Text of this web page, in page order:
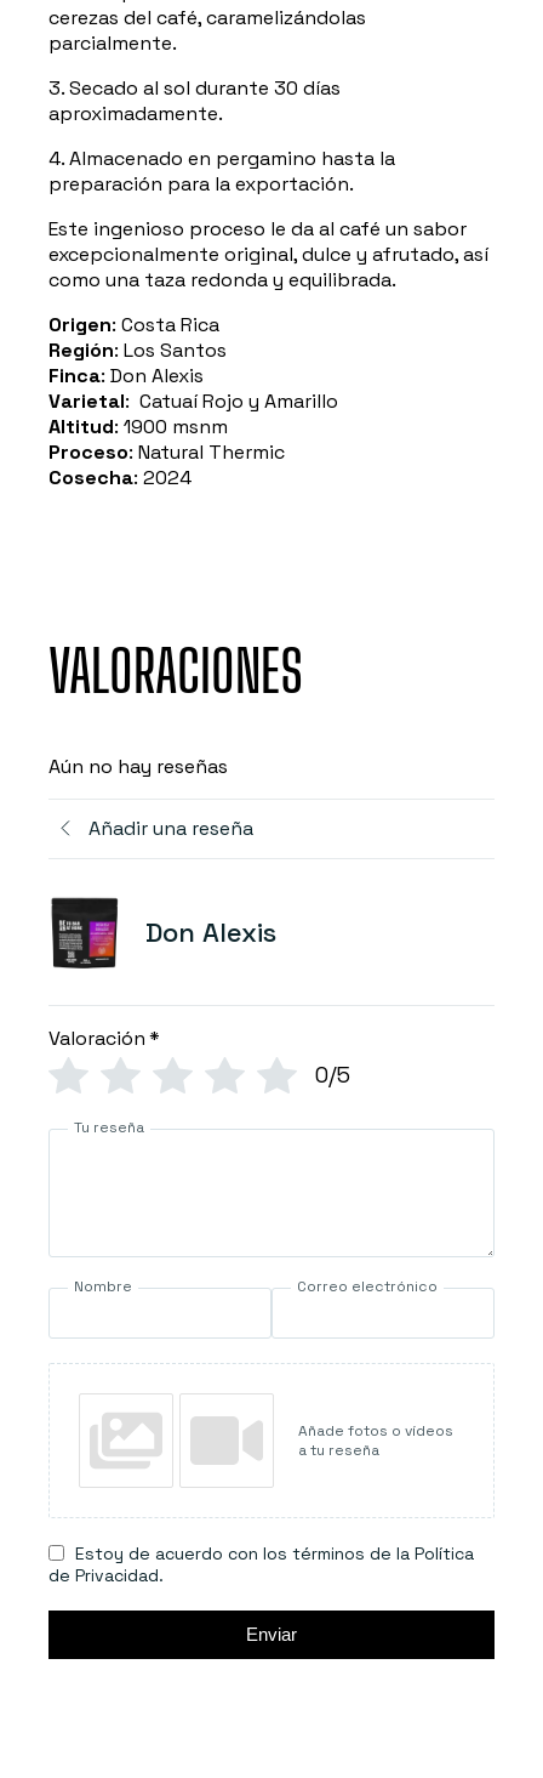
cerezas del café, caramelizándolas
parcialmente.
3. Secado al sol durante 30 días
aproximadamente.
4. Almacenado en pergamino hasta la
preparación para la exportación.
Este ingenioso proceso le da al café un sabor
excepcionalmente original, dulce y afrutado, así
como una taza redonda y equilibrada.
Origen: Costa Rica
Región: Los Santos
Finca: Don Alexis
Varietal: Catuaí Rojo y Amarillo
Altitud: 1900 msnm
Proceso: Natural Thermic
Cosecha: 2024
VALORACIONES
Aún no hay reseñas
Añadir una reseña
Don Alexis
Valoración*
0/5
Tu reseña
Nombre Correo electrónico
Añade fotos o vídeos
a tu reseña
Estoy de acuerdo con los términos de la Política
de Privacidad.
Enviar